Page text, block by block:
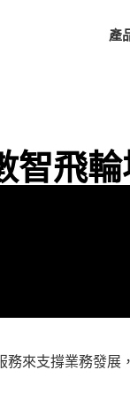
產
智飛
來支撐業務發